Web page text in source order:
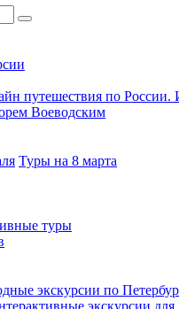
путешествия по России.
Воеводским
Туры на 8 марта
туры
экскурсии по
экскурсии для